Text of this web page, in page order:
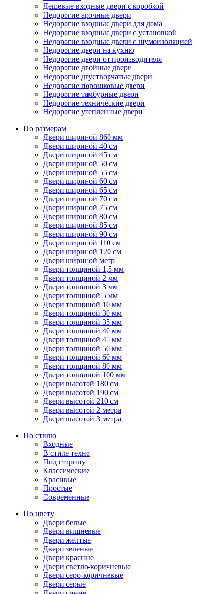
Дешевые входные двери с коробкой
Недорогие арочные двери
Недорогие входные двери для дома
Недорогие входные двери с установкой
Недорогие входные двери с шумоизоляцией
Недорогие двери на кухню
Недорогие двери от производителя
Недорогие двойные двери
Недорогие двустворчатые двери
Недорогие порошковые двери
Недорогие тамбурные двери
Недорогие технические двери
Недорогие утепленные двери
По размерам
Двери шириной 860 мм
Двери шириной 40 см
Двери шириной 45 см
Двери шириной 50 см
Двери шириной 55 см
Двери шириной 60 см
Двери шириной 65 см
Двери шириной 70 см
Двери шириной 75 см
Двери шириной 80 см
Двери шириной 85 см
Двери шириной 90 см
Двери шириной 110 см
Двери шириной 120 см
Двери шириной метр
Двери толщиной 1,5 мм
Двери толщиной 2 мм
Двери толщиной 3 мм
Двери толщиной 5 мм
Двери толщиной 10 мм
Двери толщиной 30 мм
Двери толщиной 35 мм
Двери толщиной 40 мм
Двери толщиной 45 мм
Двери толщиной 50 мм
Двери толщиной 60 мм
Двери толщиной 80 мм
Двери толщиной 100 мм
Двери высотой 180 см
Двери высотой 190 см
Двери высотой 210 см
Двери высотой 2 метра
Двери высотой 3 метра
По стилю
Входные
В стиле техно
Под старину
Классические
Красивые
Простые
Современные
По цвету
Двери белые
Двери вишневые
Двери желтые
Двери зеленые
Двери красные
Двери светло-коричневые
Двери серо-коричневые
Двери серые